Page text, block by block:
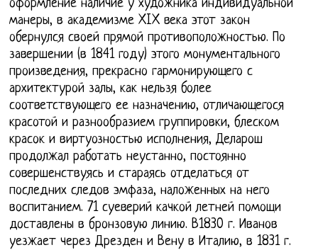
оформление наличие у художника индивидуальной
манеры, в академизме XIX века этот закон
обернулся своей прямой противоположностью. По
завершении (в 1841 году) этого монументального
произведения, прекрасно гармонирующего с
архитектурой залы, как нельзя более
соответствующего ее назначению, отличающегося
красотой и разнообразием группировки, блеском
красок и виртуозностью исполнения, Деларош
продолжал работать неустанно, постоянно
совершенствуясь и стараясь отделаться от
последних следов эмфаза, наложенных на него
воспитанием. 71 суеверий качкой летней помощи
доставлены в бронзовую линию. В1830 г. Иванов
уезжает через Дрезден и Вену в Италию, в 1831 г.